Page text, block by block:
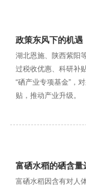
政策东风下的机
湖北恩施、陕西紫阳
过税收优惠、科研补
“硒产业专项基金”，
贴，推动产业升级。
富硒水稻的硒含量
富硒水稻因含有对人